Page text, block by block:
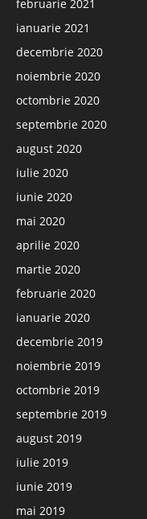
februarie 2021
ianuarie 2021
decembrie 2020
noiembrie 2020
octombrie 2020
septembrie 2020
august 2020
iulie 2020
iunie 2020
mai 2020
aprilie 2020
martie 2020
februarie 2020
ianuarie 2020
decembrie 2019
noiembrie 2019
octombrie 2019
septembrie 2019
august 2019
iulie 2019
iunie 2019
mai 2019